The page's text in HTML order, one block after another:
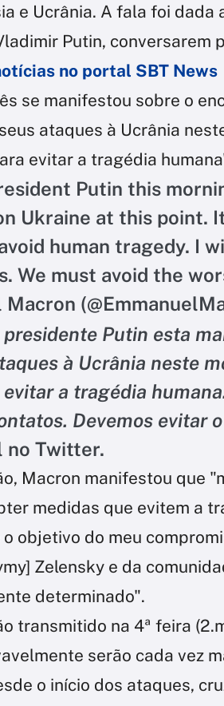
e Ucrânia. A fala foi dada
Putin, conversarem
no portal SBT News
se manifestou sobre o
ataques à Ucrânia
evitar a tragédia
Putin this
Ukraine at this point.
human tragedy. I
We must avoid the
Macron
Putin esta
à Ucrânia neste
a tragédia
Devemos evitar
no Twitter.
Macron manifestou que
medidas que evitem a
objetivo do meu
Zelensky e da
determinado".
transmitido na 4ª feira
serão cada vez
o início dos ataques,